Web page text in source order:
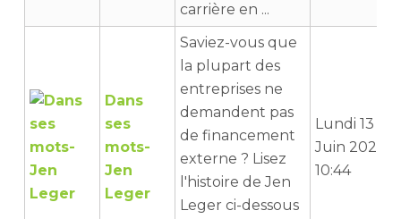
carrière en ...
Dans
ses
mots-
Jen
Leger
Saviez-vous que
la plupart des
entreprises ne
demandent pas
de financement
externe ? Lisez
l'histoire de Jen
Leger ci-dessous
Lundi 13
Juin 2022
10:44